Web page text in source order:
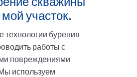
участок.
бурения
работы с
повреждениями
используем